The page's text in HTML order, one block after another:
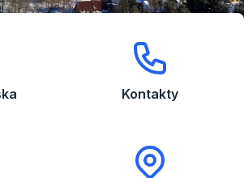
Kontakty